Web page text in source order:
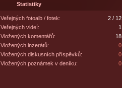
Statistiky
Veřejných fotoalb / fotek:
2 / 12
Veřejných videí:
1
Vložených komentářů:
18
Vložených inzerátů:
0
Vložených diskusních příspěvků:
0
Vložených poznámek v deníku:
0